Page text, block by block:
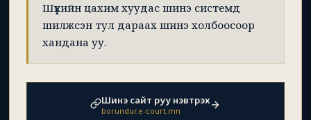
Шүүхийн цахим хуудас шинэ системд
шилжсэн тул дараах шинэ холбоосоор
хандана уу.
Шинэ сайт руу нэвтрэх
borundur.e-court.mn